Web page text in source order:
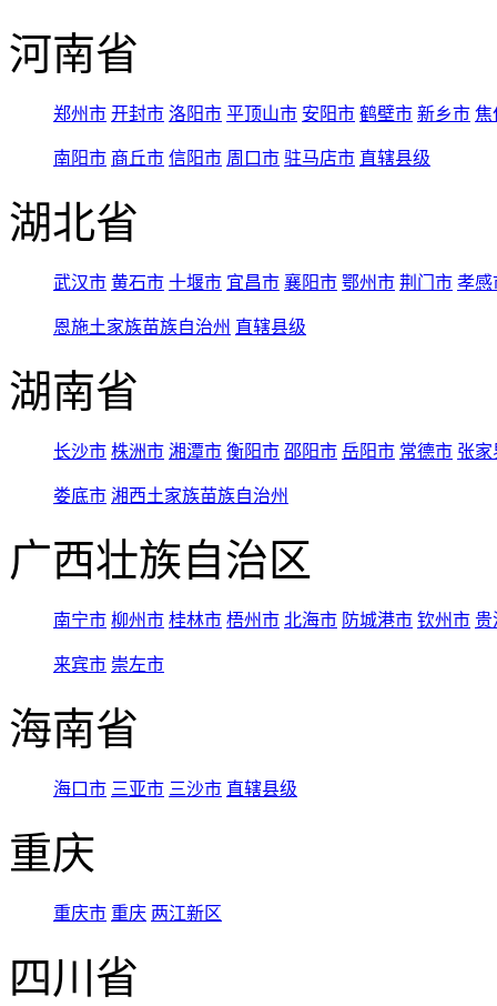
河南省
郑州市 开封市 洛阳市 平顶山市 安阳市 鹤壁市 新乡市 焦
南阳市 商丘市 信阳市 周口市 驻马店市 直辖县级
湖北省
武汉市 黄石市 十堰市 宜昌市 襄阳市 鄂州市 荆门市 孝感
恩施土家族苗族自治州 直辖县级
湖南省
长沙市 株洲市 湘潭市 衡阳市 邵阳市 岳阳市 常德市 张家
娄底市 湘西土家族苗族自治州
广西壮族自治区
南宁市 柳州市 桂林市 梧州市 北海市 防城港市 钦州市 贵
来宾市 崇左市
海南省
海口市 三亚市 三沙市 直辖县级
重庆
重庆市 重庆 两江新区
四川省